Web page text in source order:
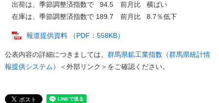
出荷は、季節調整済指数で 94.5 前月比 横ばい
在庫は、季節調整済指数で 189.7 前月比 8.7％低下
報道提供資料 （PDF：558KB）
公表内容の詳細につきましては、 群馬県鉱工業指数（群馬県統計情
報提供システム）
＜外部リンク＞ をご確認ください。